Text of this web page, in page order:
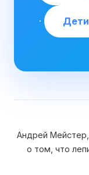
·
Андрей
о том, что